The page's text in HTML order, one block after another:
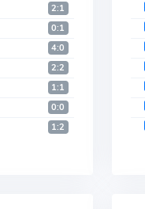
2:1
0:1
4:0
2:2
1:1
0:0
1:2